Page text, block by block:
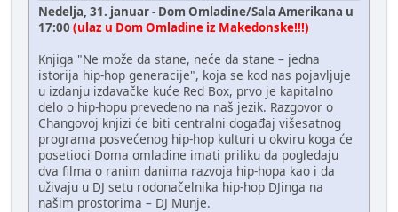
Nedelja, 31. januar - Dom Omladine/Sala Amerikana u
17:00 (ulaz u Dom Omladine iz Makedonske!!!)
Knjiga "Ne može da stane, neće da stane – jedna
istorija hip-hop generacije", koja se kod nas pojavljuje
u izdanju izdavačke kuće Red Box, prvo je kapitalno
delo o hip-hopu prevedeno na naš jezik. Razgovor o
Changovoj knjizi će biti centralni događaj višesatnog
programa posvećenog hip-hop kulturi u okviru koga će
posetioci Doma omladine imati priliku da pogledaju
dva filma o ranim danima razvoja hip-hopa kao i da
uživaju u DJ setu rodonačelnika hip-hop DJinga na
našim prostorima – DJ Munje.